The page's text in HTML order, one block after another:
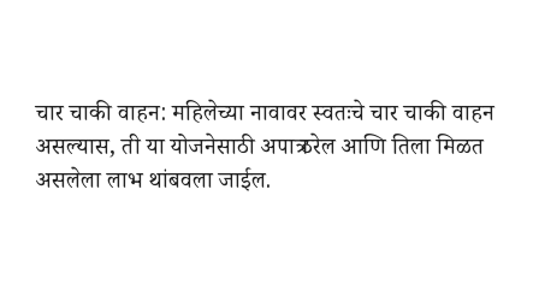
चार चाकी वाहन: महिलेच्या नावावर स्वतःचे चार चाकी वाहन
असल्यास, ती या योजनेसाठी अपात्र ठरेल आणि तिला मिळत
असलेला लाभ थांबवला जाईल.